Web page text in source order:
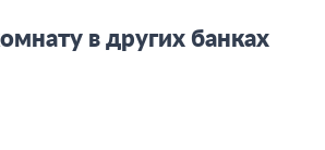
в других банках